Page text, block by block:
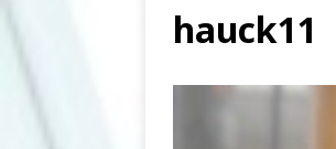
hauck11